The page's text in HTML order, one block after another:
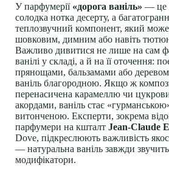
У парфумерії «дорога ваніль» — це
солодка нотка десерту, а
теплозвучний компонент, який
шовковим, димним або навіть
Важливо дивитися не лише на сам
ванілі у складі, а й на її оточення:
прянощами, бальзамами або
ваніль благородною. Якщо ж
перенасичена карамеллю чи
акордами, ваніль стає
витонченою. Експерти, зокрема
парфумери на кшталт Jean-Claude
Dove, підкреслюють важливість
— натуральна ваніль завжди
модифікатори.